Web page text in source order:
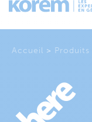
Accueil > Produits